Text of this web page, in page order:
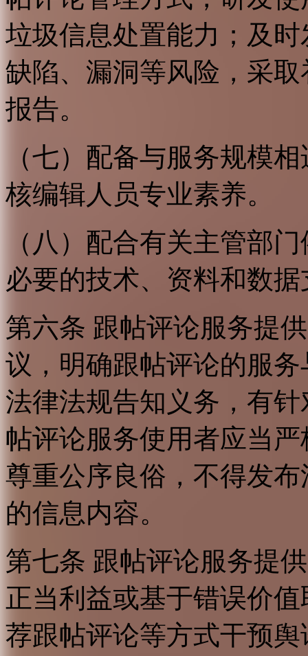
垃圾信息处置能力；及
缺陷、漏洞等风险，采
报告。
（七）配备与服务规模
核编辑人员专业素养。
（八）配合有关主管部
必要的技术、资料和数
第六条 跟帖评论服务提
议，明确跟帖评论的服
法律法规告知义务，有
帖评论服务使用者应当
尊重公序良俗，不得发
的信息内容。
第七条 跟帖评论服务提
正当利益或基于错误价
荐跟帖评论等方式干预